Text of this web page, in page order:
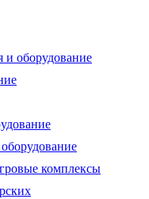
и оборудование
комплексы